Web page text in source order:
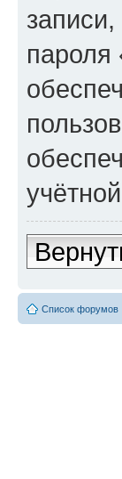
пароля
Список форумов